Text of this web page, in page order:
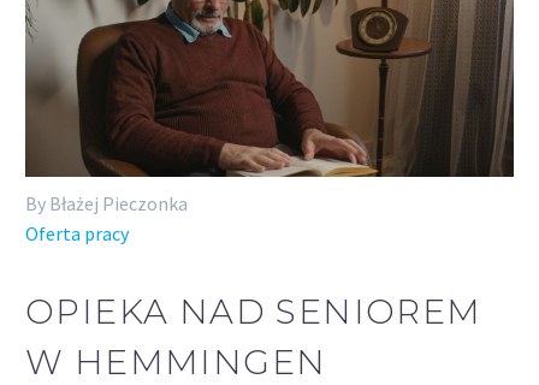
By Błażej Pieczonka
Oferta pracy
OPIEKA NAD SENIOREM
W HEMMINGEN